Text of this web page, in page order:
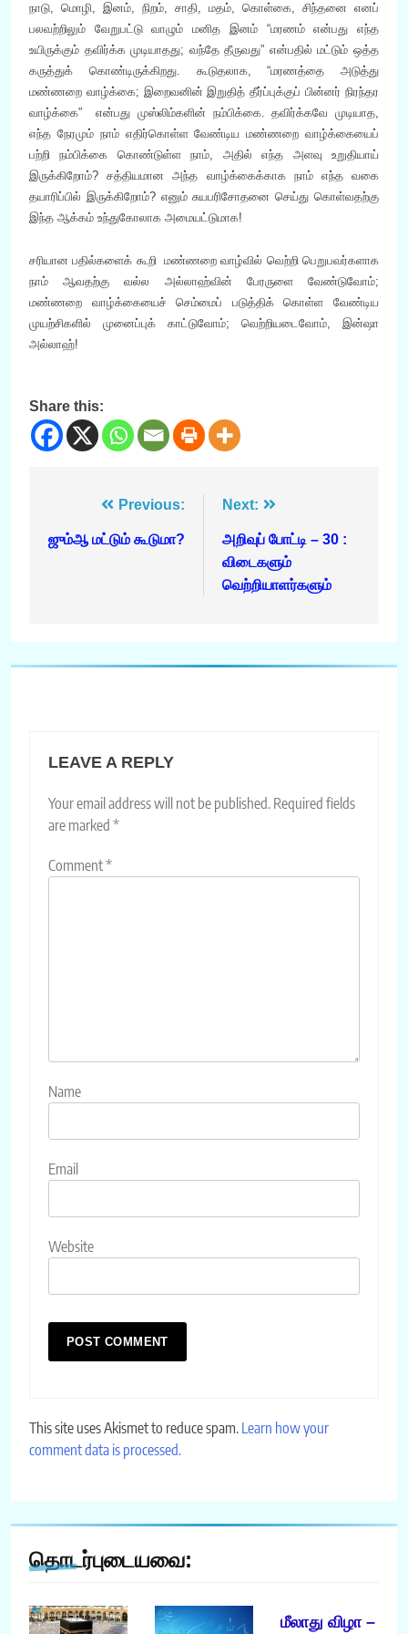
நாடு, மொழி, இனம், நிறம், சாதி, மதம், கொள்கை, சிந்தனை எனப்
பலவற்றிலும் வேறுபட்டு வாழும் மனித இனம் “மரணம் என்பது எந்த
உயிருக்கும் தவிர்க்க முடியாதது; வந்தே தீருவது” என்பதில் மட்டும் ஒத்த
கருத்துக் கொண்டிருக்கிறது. கூடுதலாக, “மரணத்தை அடுத்து
மண்ணறை வாழ்க்கை; இறைவனின் இறுதித் தீர்ப்புக்குப் பின்னர் நிரந்தர
வாழ்க்கை” என்பது முஸ்லிம்களின் நம்பிக்கை. தவிர்க்கவே முடியாத,
எந்த நேரமும் நாம் எதிர்கொள்ள வேண்டிய மண்ணறை வாழ்க்கையைப்
பற்றி நம்பிக்கை கொண்டுள்ள நாம், அதில் எந்த அளவு உறுதியாய்
இருக்கிறோம்? சத்தியமான அந்த வாழ்க்கைக்காக நாம் எந்த வகை
தயாரிப்பில் இருக்கிறோம்? எனும் சுயபரிசோதனை செய்து கொள்வதற்கு
இந்த ஆக்கம் உந்துகோலாக அமையட்டுமாக!
சரியான பதில்களைக் கூறி மண்ணறை வாழ்வில் வெற்றி பெறுபவர்களாக
நாம் ஆவதற்கு வல்ல அல்லாஹ்வின் பேரருளை வேண்டுவோம்;
மண்ணறை வாழ்க்கையைச் செம்மைப் படுத்திக் கொள்ள வேண்டிய
முயற்சிகளில் முனைப்புக் காட்டுவோம்; வெற்றியடைவோம், இன்ஷா
அல்லாஹ்!
Share this:
navigation
Previous:
ஜும்ஆ மட்டும் கூடுமா?
Next:
அறிவுப் போட்டி – 30 :
விடைகளும்
வெற்றியாளர்களும்
LEAVE A REPLY
Your email address will not be published. Required fields
are marked *
Comment*
Name
Email
Website
This site uses Akismet to reduce spam. Learn how your
comment data is processed.
தொடர்புடையவை:
மீலாது விழா –